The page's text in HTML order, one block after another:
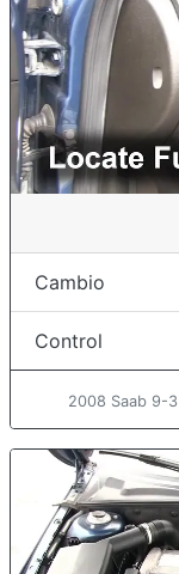
Cambio
Control
2008 Saab 9-